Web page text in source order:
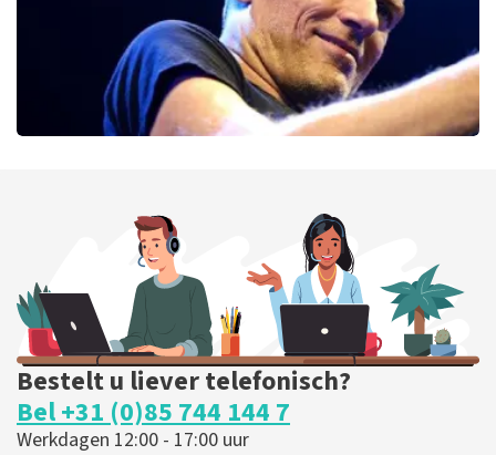
BESTEL NU
Bestelt u liever telefonisch?
Bel +31 (0)85 744 144 7
Werkdagen 12:00 - 17:00 uur